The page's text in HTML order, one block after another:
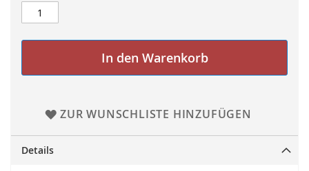
In den Warenkorb
ZUR WUNSCHLISTE HINZUFÜGEN
Details